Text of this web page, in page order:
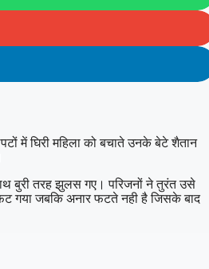
में घिरी महिला को बचाते उनके बेटे शैतान
बुरी तरह झुलस गए। परिजनों ने तुरंत उसे
गया जबकि अनार फटते नही है जिसके बाद